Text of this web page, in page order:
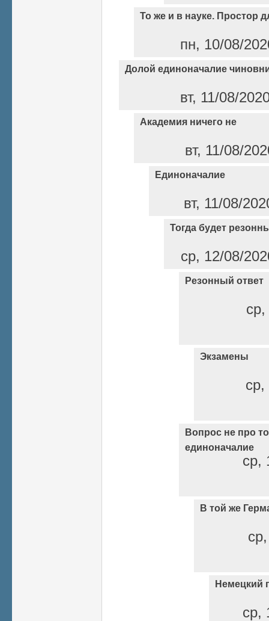
То же и в науке. Простор
пн, 10/08/
Долой единоначалие
вт, 11/08/
Академия ничего не
вт, 11/08/
Единоначалие
вт, 11/08/
Тогда будет
ср, 12/08/
Резонный ответ
Экзамены
Вопрос не про
единоначалие
ср,
В той же
Немецкий
ср,